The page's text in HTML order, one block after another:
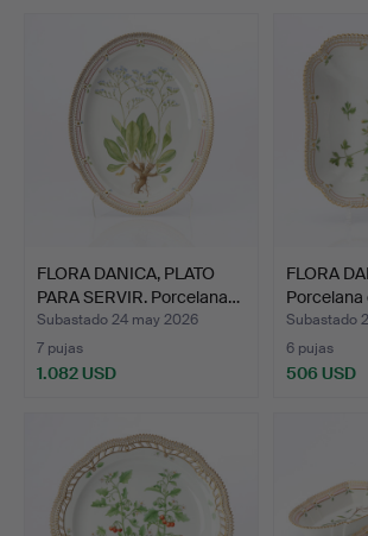
FLORA DANICA, PLATO
PARA SERVIR. Porcelana…
Subastado 24 may 2026
7 pujas
1.082 USD
FLORA
Subastado
6 pujas
506 USD